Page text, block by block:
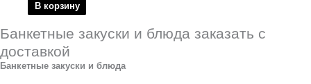
В корзину
Банкетные закуски и блюда заказать с
доставкой
Банкетные закуски и блюда